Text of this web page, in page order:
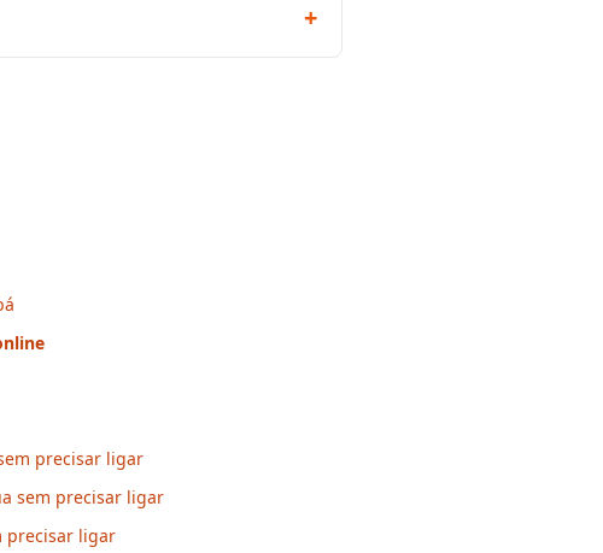
+
precisar ligar
sem precisar ligar
precisar ligar